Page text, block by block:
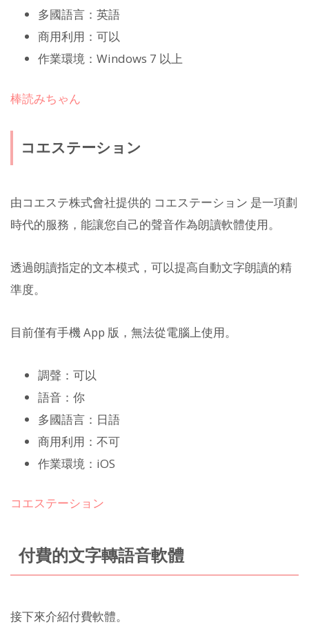
多國語言：英語
商用利用：可以
作業環境：Windows 7 以上
棒読みちゃん
コエステーション
由コエステ株式會社提供的 コエステーション 是一項劃
時代的服務，能讓您自己的聲音作為朗讀軟體使用。
透過朗讀指定的文本模式，可以提高自動文字朗讀的精
準度。
目前僅有手機 App 版，無法從電腦上使用。
調聲：可以
語音：你
多國語言：日語
商用利用：不可
作業環境：iOS
コエステーション
付費的文字轉語音軟體
接下來介紹付費軟體。